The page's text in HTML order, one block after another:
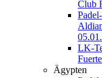
Club
LK-
Ägypten